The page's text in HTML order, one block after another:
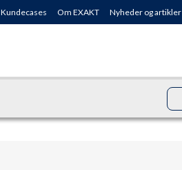
Kundecases Om EXAKT Nyheder og artikler